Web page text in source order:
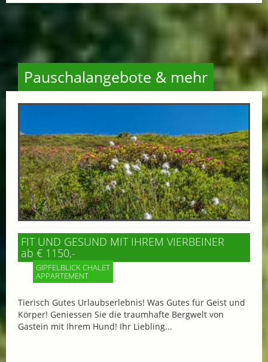
Pauschalangebote & mehr
FIT UND GESUND MIT IHREM VIERBEINER
ab € 1150,-
GIPFELBLICK CHALET
APPARTEMENT
Tierisch Gutes Urlaubserlebnis! Was Gutes für Geist und
Körper! Geniessen Sie die traumhafte Bergwelt von
Gastein mit Ihrem Hund! Ihr Liebling...